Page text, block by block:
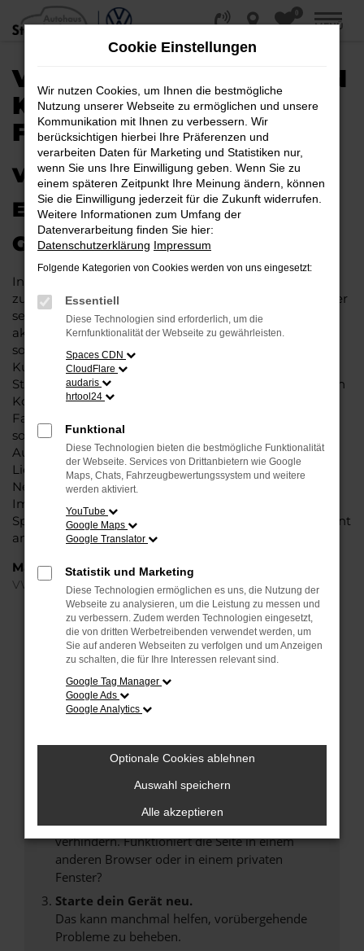
Zum
Hauptinhalt
0
MENÜ
VW ID.3 NEO NEUWAGEN
KAUFEN, LEASEN,
FINANZIEREN
VW ID.3 NEO NEUWAGEN –
EIN AUTOMOBILER STAR ZUM
GÜNSTIGEN PREIS
In qualitativer Hinsicht könnte Ihre Entscheidung
zugunsten eines VW ID.3 Neo Neuwagens kaum besser
sein. Das Fahrzeuge überzeugt insbesondere in der
aktuellen Generation in den Vergleichstests und wird
sowohl von der Fachpresse als auch von unseren
Kundinnen und Kunden hochgelobt. Beim Autohaus
Steinböhmer nutzen Sie einen VW ID.3 Neo Neuwagen
Konfigurator und erschaffen vor dem Kauf exakt das
Fahrzeug, das Ihnen zusagt. Legen Sie individuell
sowohl die Lackierung als auch Motorisierung und
Ausstattung fest und freuen Sie sich auf eine kurze
Lieferzeit. Wir haben auch einen VW ID.3 Neo als EU-
Neuwagen/Reimport, wenn Sie sich für einen EU-
Import entscheiden, können Sie bis zu 20% sparen.
Sprechen Sie uns jetzt auf unser aktuelles EU-Sortiment
an.
Marken
VW
FEHLER: NETWORK ERROR
Beim Laden ist ein Fehler aufgetreten.
Hier sind ein paar Tipps, die dir helfen können:
Überprüfe deine Firewall und deine
Laden andere Webseiten, zum Beispiel deine
Suchmaschine?
Prüfe deine Browsererweiterungen.
Manche Erweiterungen, wie Werbeblocker,
können das Laden bestimmter Seiten
verhindern. Funktioniert die Seite in einem
anderen Browser oder in einem privaten
Fenster?
Starte dein Gerät neu.
Das kann manchmal helfen, vorübergehende
Probleme zu beheben.
Cookie Einstellungen
Wir nutzen Cookies, um Ihnen die bestmögliche
Nutzung unserer Webseite zu ermöglichen und unsere
Kommunikation mit Ihnen zu verbessern. Wir
berücksichtigen hierbei Ihre Präferenzen und
verarbeiten Daten für Marketing und Statistiken nur,
wenn Sie uns Ihre Einwilligung geben. Wenn Sie zu
einem späteren Zeitpunkt Ihre Meinung ändern, können
Sie die Einwilligung jederzeit für die Zukunft widerrufen.
Weitere Informationen zum Umfang der
Datenverarbeitung finden Sie hier:
Datenschutzerklärung Impressum
Folgende Kategorien von Cookies werden von uns eingesetzt:
Essentiell
Diese Technologien sind erforderlich, um die
Kernfunktionalität der Webseite zu gewährleisten.
Spaces CDN
CloudFlare
audaris
hrtool24
Funktional
Diese Technologien bieten die bestmögliche Funktionalität
der Webseite. Services von Drittanbietern wie Google
Maps, Chats, Fahrzeugbewertungssystem und weitere
werden aktiviert.
YouTube
Google Maps
Google Translator
Statistik und Marketing
Diese Technologien ermöglichen es uns, die Nutzung der
Webseite zu analysieren, um die Leistung zu messen und
zu verbessern. Zudem werden Technologien eingesetzt,
die von dritten Werbetreibenden verwendet werden, um
Sie auf anderen Webseiten zu verfolgen und um Anzeigen
zu schalten, die für Ihre Interessen relevant sind.
Google Tag Manager
Google Ads
Google Analytics
Optionale Cookies ablehnen
Auswahl speichern
Alle akzeptieren